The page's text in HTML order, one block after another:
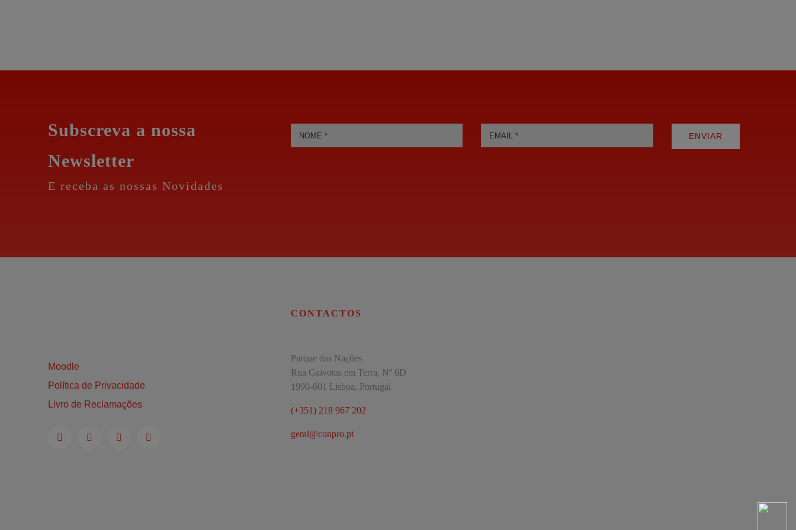
Subscreva a nossa
Newsletter
E receba as nossas Novidades
ENVIAR
Moodle
Política de Privacidade
Livro de Reclamações
CONTACTOS
Parque das Nações
Rua Gaivotas em Terra, Nº 6D
1990-601 Lisboa, Portugal
(+351) 218 967 202
geral@conpro.pt